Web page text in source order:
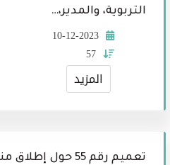
التربوية، والمدير،…
10-12-2023
57
المزيد
تعميم رقم 55 حول